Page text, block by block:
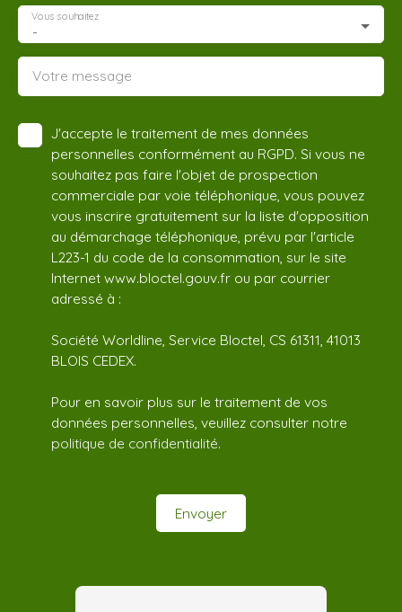
-
Vous souhaitez
Votre message
J'accepte le traitement de mes données
personnelles conformément au RGPD. Si vous ne
souhaitez pas faire l'objet de prospection
commerciale par voie téléphonique, vous pouvez
vous inscrire gratuitement sur la liste d'opposition
au démarchage téléphonique, prévu par l'article
L223-1 du code de la consommation, sur le site
Internet www.bloctel.gouv.fr ou par courrier
adressé à :
Société Worldline, Service Bloctel, CS 61311, 41013
BLOIS CEDEX.
Pour en savoir plus sur le traitement de vos
données personnelles, veuillez consulter notre
politique de confidentialité.
Envoyer